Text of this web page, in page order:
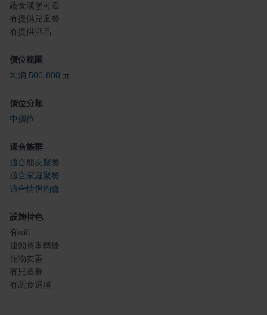
蔬食漢堡可選
有提供兒童餐
有提供酒品
價位範圍
均消 500-800 元
價位分類
中價位
適合族群
適合朋友聚餐
適合家庭聚餐
適合情侶約會
設施特色
有wifi
運動賽事轉播
寵物友善
有兒童餐
有蔬食選項